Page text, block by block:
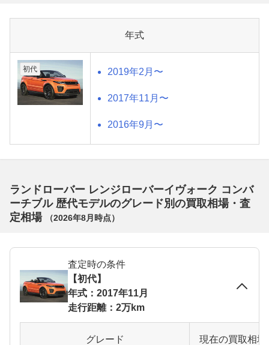
年式
初代 2019年2月〜
2017年11月〜
2016年9月〜
ランドローバー レンジローバーイヴォーク コンバ
ーチブル 歴代モデルのグレード別の買取相場・査
定相場
（2026年8月 時点）
査定時の条件
【初代】
年式：2017年11月
走行距離：2万km
グレード 現在の買取相